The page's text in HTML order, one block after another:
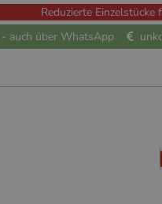
Reduzierte
- auch über WhatsApp